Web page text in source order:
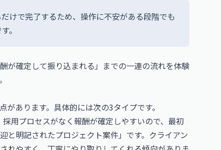
けで完了するため、操作に不安がある段階でも
。
が確定して振り込まれる」までの一連の流れを体験
あります。具体的には次の3タイプです。
用プロセスがなく報酬が確定しやすいので、最初
と明記されたプロジェクト案件」です。クライアン